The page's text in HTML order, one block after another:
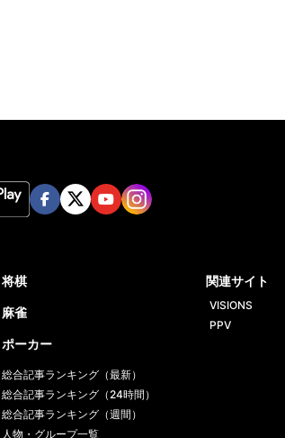
将棋
麻雀
ポーカー
総合記事ランキング（最新）
総合記事ランキング（24時間）
総合記事ランキング（週間）
人物・グループ一覧
関連サイト
VISIONS
PPV